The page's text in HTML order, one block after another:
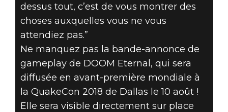
dessus tout, c’est de vous montrer des
choses auxquelles vous ne vous
attendiez pas.”
Ne manquez pas la bande-annonce de
gameplay de DOOM Eternal, qui sera
diffusée en avant-première mondiale à
la QuakeCon 2018 de Dallas le 10 août !
Elle sera visible directement sur place